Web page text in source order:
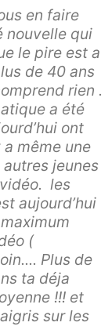
en faire
nouvelle qui
le pire est a
de 40 ans
rien .
a été
ont
a même une
jeunes
les
aujourd’hui
(
Plus de
ta déja
!!! et
sur les